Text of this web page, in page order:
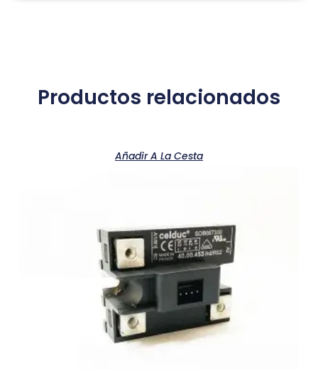
Productos relacionados
Añadir A La Cesta